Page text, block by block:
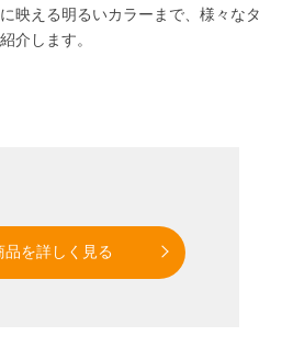
映える明るいカラーまで、様々なタ
介します。
品を詳しく見る